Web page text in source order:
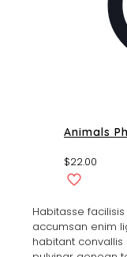
Animals
$22.00
Habitasse
accumsan enim
habitant